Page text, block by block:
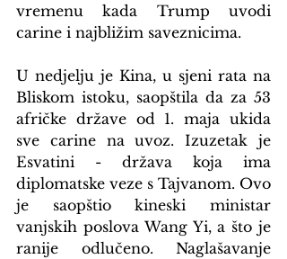
vremenu kada Trump uvodi
carine i najbližim saveznicima.
U nedjelju je Kina, u sjeni rata na
Bliskom istoku, saopštila da za 53
afričke države od 1. maja ukida
sve carine na uvoz. Izuzetak je
Esvatini - država koja ima
diplomatske veze s Tajvanom. Ovo
je saopštio kineski ministar
vanjskih poslova Wang Yi, a što je
ranije odlučeno. Naglašavanje